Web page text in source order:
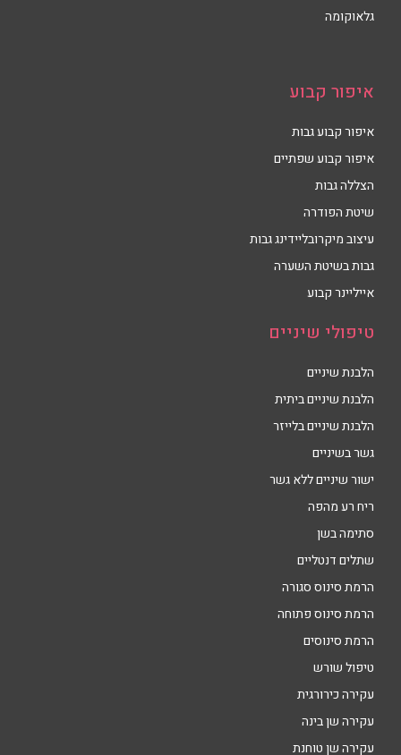
גלאוקומה
איפור קבוע
איפור קבוע גבות
איפור קבוע שפתיים
הצללה גבות
שיטת הפודרה
עיצוב מיקרובליידינג גבות
גבות בשיטת השערה
אייליינר קבוע
טיפולי שיניים
הלבנת שיניים
הלבנת שיניים ביתית
הלבנת שיניים בלייזר
גשר בשיניים
ישור שיניים ללא גשר
ריח רע מהפה
סתימה בשן
שתלים דנטליים
הרמת סינוס סגורה
הרמת סינוס פתוחה
הרמת סינוסים
טיפול שורש
עקירה כירורגית
עקירה שן בינה
עקירה שן טוחנת